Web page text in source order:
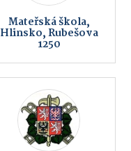
Mateřská škola,
Hlinsko, Rubešova
1250